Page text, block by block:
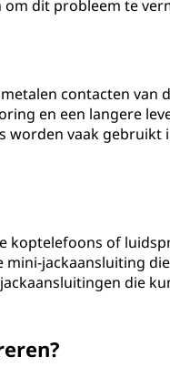
dit probleem te
contacten van
en een langere
worden vaak gebruikt
koptelefoons of
mini-jackaansluiting
die